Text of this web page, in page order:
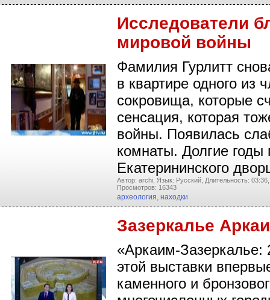
Исследователи
мировой войны
Фамилия Гурлитт
в квартире одного
сокровища, которые
сенсация, которая
войны. Появилась
комнаты. Долгие годы
Екатерининского
Автор: archi, Язык: Русский, Длительность: 03:36,
Просмотров: 16343
археология, находки
Зазеркалье
«Аркаим-
этой выставки
каменного и